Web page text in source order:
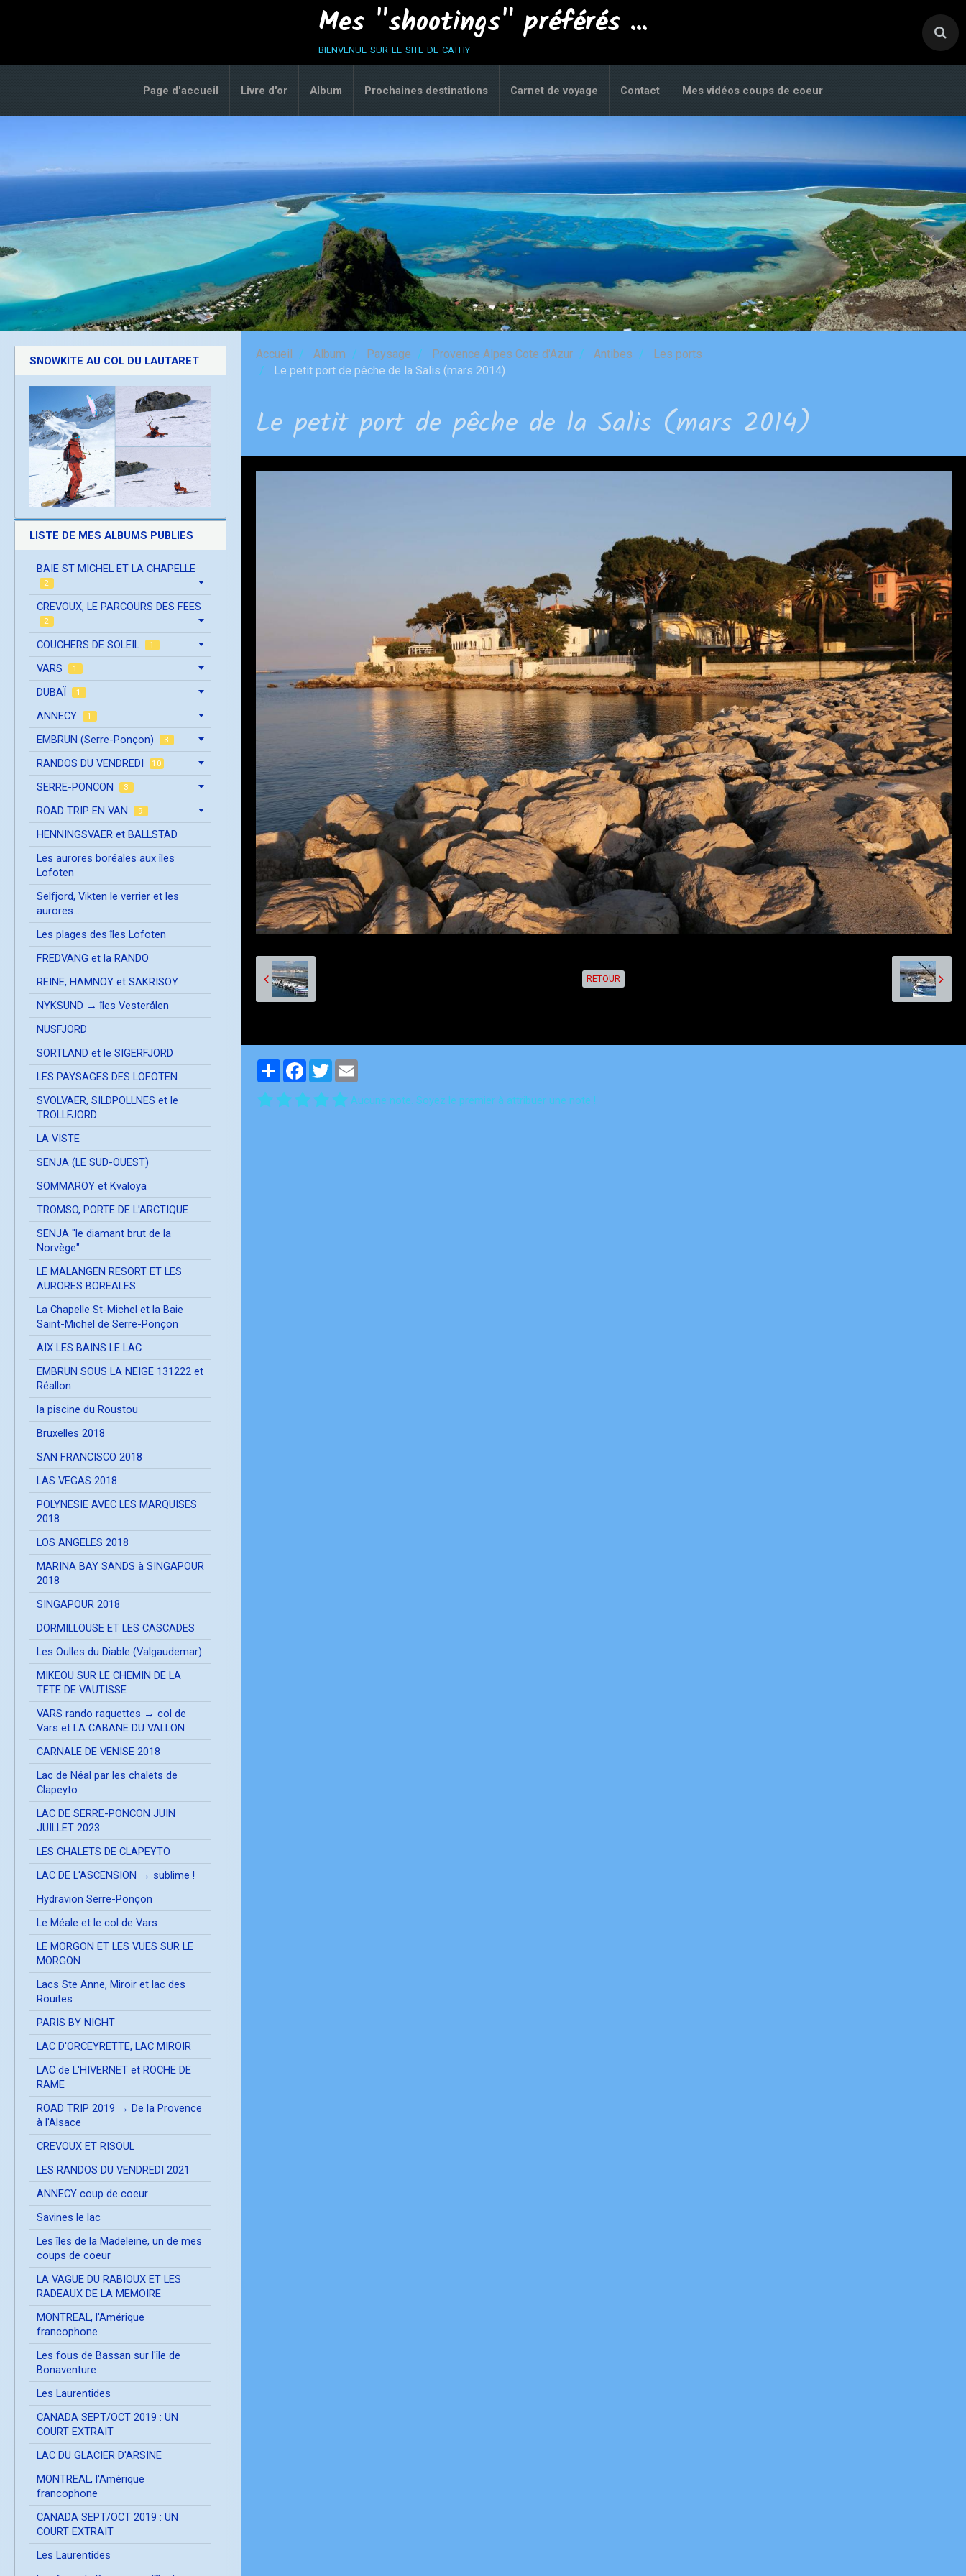
Mes "shootings" préférés ...
bienvenue sur le site de cathy
Page d'accueil Livre d'or Album Prochaines destinations Carnet de voyage Contact Mes vidéos coups de coeur
Accueil Album Paysage Provence Alpes Cote d'Azur Antibes
Les ports
Le petit port de pêche de la Salis (mars 2014)
Le petit port de pêche de la Salis (mars 2014)
RETOUR
PartagerFacebook
Twitter
Aucune note. Soyez le premier à attribuer une note !
SNOWKITE AU COL DU LAUTARET
LISTE DE MES ALBUMS PUBLIES
BAIE ST MICHEL ET LA CHAPELLE
2
CREVOUX, LE PARCOURS DES FEES
2
COUCHERS DE SOLEIL 1
VARS 1
DUBAÏ 1
ANNECY 1
EMBRUN (Serre-Ponçon) 3
RANDOS DU VENDREDI 10
SERRE-PONCON 3
ROAD TRIP EN VAN 9
HENNINGSVAER et BALLSTAD
Les aurores boréales aux îles
Lofoten
Selfjord, Vikten le verrier et les
aurores...
Les plages des îles Lofoten
FREDVANG et la RANDO
REINE, HAMNOY et SAKRISOY
NYKSUND → îles Vesterålen
NUSFJORD
SORTLAND et le SIGERFJORD
LES PAYSAGES DES LOFOTEN
SVOLVAER, SILDPOLLNES et le
TROLLFJORD
LA VISTE
SENJA (LE SUD-OUEST)
SOMMAROY et Kvaloya
TROMSO, PORTE DE L'ARCTIQUE
SENJA "le diamant brut de la
Norvège"
LE MALANGEN RESORT ET LES
AURORES BOREALES
La Chapelle St-Michel et la Baie
Saint-Michel de Serre-Ponçon
AIX LES BAINS LE LAC
EMBRUN SOUS LA NEIGE 131222 et
Réallon
la piscine du Roustou
Bruxelles 2018
SAN FRANCISCO 2018
LAS VEGAS 2018
POLYNESIE AVEC LES MARQUISES
2018
LOS ANGELES 2018
MARINA BAY SANDS à SINGAPOUR
2018
SINGAPOUR 2018
DORMILLOUSE ET LES CASCADES
Les Oulles du Diable (Valgaudemar)
MIKEOU SUR LE CHEMIN DE LA
TETE DE VAUTISSE
VARS rando raquettes → col de
Vars et LA CABANE DU VALLON
CARNALE DE VENISE 2018
Lac de Néal par les chalets de
Clapeyto
LAC DE SERRE-PONCON JUIN
JUILLET 2023
LES CHALETS DE CLAPEYTO
LAC DE L'ASCENSION → sublime !
Hydravion Serre-Ponçon
Le Méale et le col de Vars
LE MORGON ET LES VUES SUR LE
MORGON
Lacs Ste Anne, Miroir et lac des
Rouites
PARIS BY NIGHT
LAC D'ORCEYRETTE, LAC MIROIR
LAC de L'HIVERNET et ROCHE DE
RAME
ROAD TRIP 2019 → De la Provence
à l'Alsace
CREVOUX ET RISOUL
LES RANDOS DU VENDREDI 2021
ANNECY coup de coeur
Savines le lac
Les îles de la Madeleine, un de mes
coups de coeur
LA VAGUE DU RABIOUX ET LES
RADEAUX DE LA MEMOIRE
MONTREAL, l'Amérique
francophone
Les fous de Bassan sur l'île de
Bonaventure
Les Laurentides
CANADA SEPT/OCT 2019 : UN
COURT EXTRAIT
LAC DU GLACIER D'ARSINE
MONTREAL, l'Amérique
francophone
CANADA SEPT/OCT 2019 : UN
COURT EXTRAIT
Les Laurentides